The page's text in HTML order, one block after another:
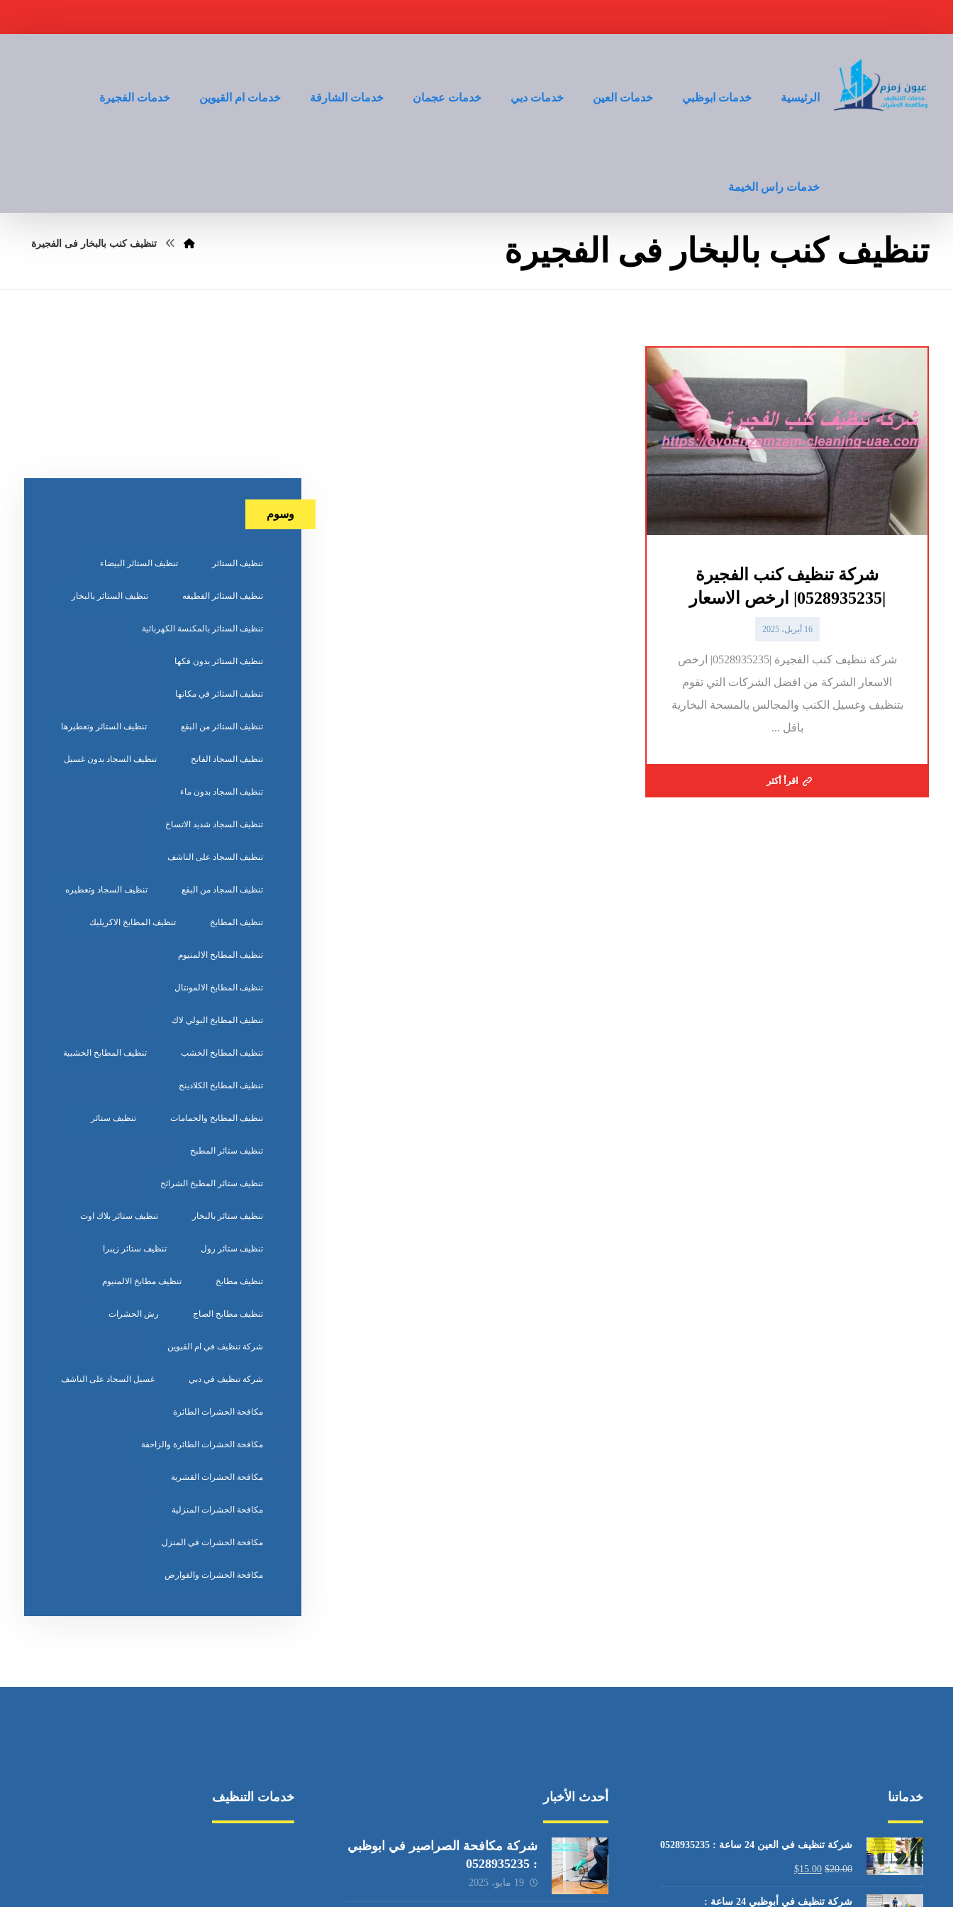
الرئيسية خدمات ابوظبي خدمات العين خدمات دبي خدمات عجمان خدمات الشارقة خدمات ام القيوين خدمات الفجيرة
خدمات راس الخيمة
تنظيف كنب بالبخار فى الفجيرة تنظيف كنب بالبخار فى الفجيرة
شركة تنظيف كنب الفجيرة
|0528935235| ارخص الاسعار
16 أبريل، 2025
شركة تنظيف كنب الفجيرة |0528935235| ارخص
الاسعار الشركة من افضل الشركات التي تقوم
بتنظيف وغسيل الكنب والمجالس بالمسحة البخارية
باقل ...
اقرأ أكثر
وسوم
تنظيف الستائر تنظيف الستائر البيضاء
تنظيف الستائر القطيفه تنظيف الستائر بالبخار
تنظيف الستائر بالمكنسة الكهربائية
تنظيف الستائر بدون فكها
تنظيف الستائر في مكانها
تنظيف الستائر من البقع تنظيف الستائر وتعطيرها
تنظيف السجاد الفاتح تنظيف السجاد بدون غسيل
تنظيف السجاد بدون ماء
تنظيف السجاد شديد الاتساخ
تنظيف السجاد على الناشف
تنظيف السجاد من البقع تنظيف السجاد وتعطيره
تنظيف المطابخ تنظيف المطابخ الاكريليك
تنظيف المطابخ الالمنيوم
تنظيف المطابخ الالمونتال
تنظيف المطابخ البولي لاك
تنظيف المطابخ الخشب تنظيف المطابخ الخشبية
تنظيف المطابخ الكلادينج
تنظيف المطابخ والحمامات تنظيف ستائر
تنظيف ستائر المطبخ
تنظيف ستائر المطبخ الشرائح
تنظيف ستائر بالبخار تنظيف ستائر بلاك اوت
تنظيف ستائر رول تنظيف ستائر زيبرا
تنظيف مطابخ تنظيف مطابخ الالمنيوم
تنظيف مطابخ الصاج رش الحشرات
شركة تنظيف في ام القيوين
شركة تنظيف في دبي غسيل السجاد على الناشف
مكافحة الحشرات الطائرة
مكافحة الحشرات الطائرة والزاحفة
مكافحة الحشرات القشرية
مكافحة الحشرات المنزلية
مكافحة الحشرات في المنزل
مكافحة الحشرات والقوارض
خدماتنا
شركة تنظيف في العين 24 ساعة : 0528935235
$20.00
$15.00
شركة تنظيف في أبوظبي 24 ساعة :
أحدث الأخبار
شركة مكافحة الصراصير في ابوظبي
: 0528935235
19 مايو، 2025
خدمات التنظيف